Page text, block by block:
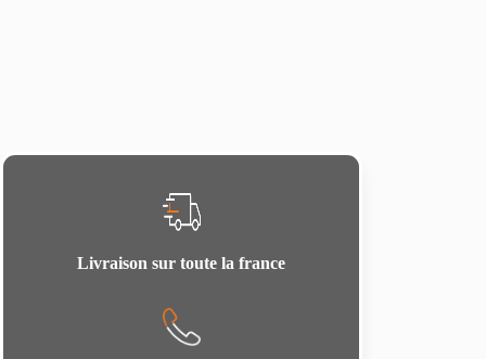
Livraison sur toute la france